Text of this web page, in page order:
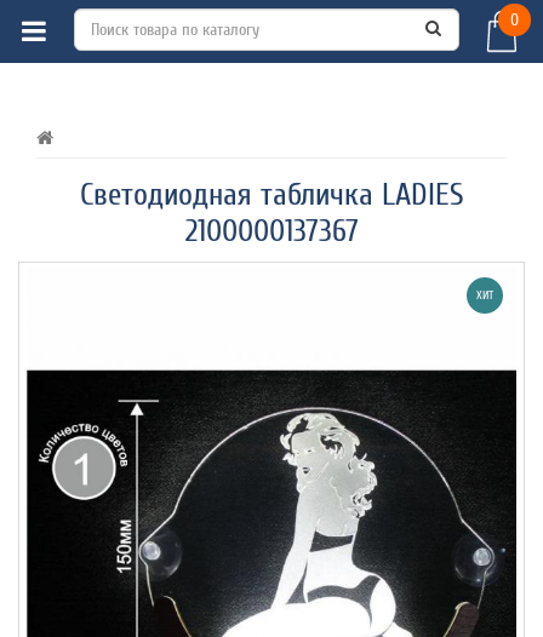
0
Светодиодная табличка LADIES
2100000137367
ВСЕ О ТОВАРЕ ХАРАКТЕРИСТИКИ
ХИТ